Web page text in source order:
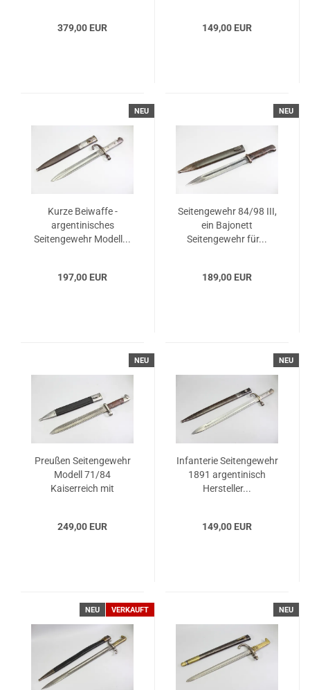
379,00 EUR 149,00 EUR
NEU
Kurze Beiwaffe -
argentinisches
Seitengewehr Modell...
197,00 EUR
NEU
Seitengewehr 84/98 III,
ein Bajonett
Seitengewehr für...
189,00 EUR
NEU
Preußen Seitengewehr
Modell 71/84
Kaiserreich mit
249,00 EUR
NEU
Infanterie Seitengewehr
1891 argentinisch
Hersteller...
149,00 EUR
NEU VERKAUFT NEU